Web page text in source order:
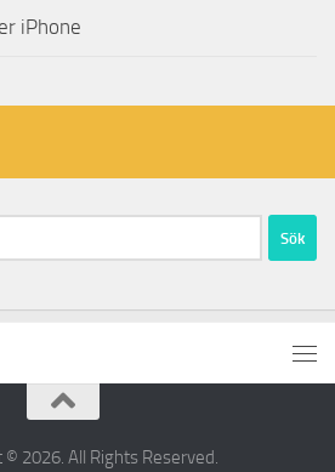
iPhone
2026. All Rights Reserved.